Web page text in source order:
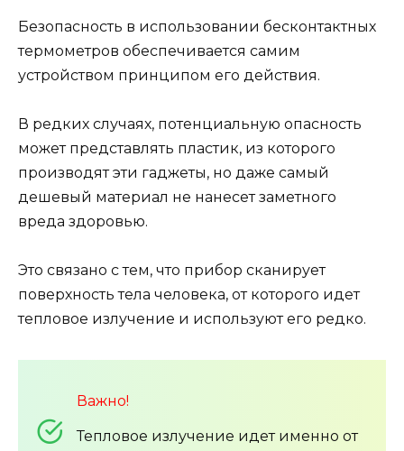
Безопасность в использовании бесконтактных
термометров обеспечивается самим
устройством принципом его действия.
В редких случаях, потенциальную опасность
может представлять пластик, из которого
производят эти гаджеты, но даже самый
дешевый материал не нанесет заметного
вреда здоровью.
Это связано с тем, что прибор сканирует
поверхность тела человека, от которого идет
тепловое излучение и используют его редко.
Важно!
Тепловое излучение идет именно от